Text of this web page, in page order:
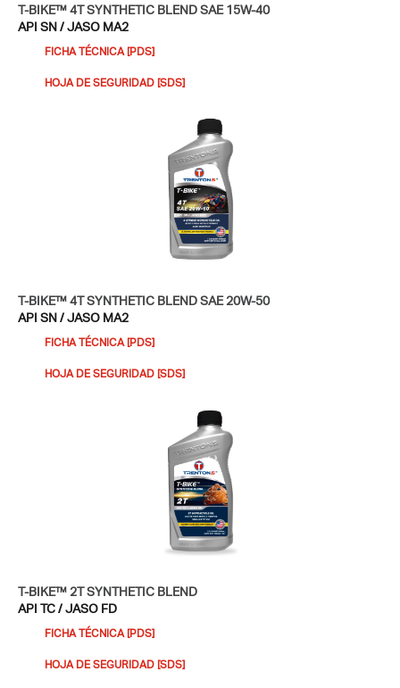
T-BIKE™ 4T SYNTHETIC BLEND SAE 15W-40
API SN / JASO MA2
FICHA TÉCNICA [PDS]
HOJA DE SEGURIDAD [SDS]​
T-BIKE™ 4T SYNTHETIC BLEND SAE 20W-50
API SN / JASO MA2
FICHA TÉCNICA [PDS]
HOJA DE SEGURIDAD [SDS]
T-BIKE™ 2T SYNTHETIC BLEND
API TC / JASO FD
FICHA TÉCNICA [PDS]
HOJA DE SEGURIDAD [SDS]